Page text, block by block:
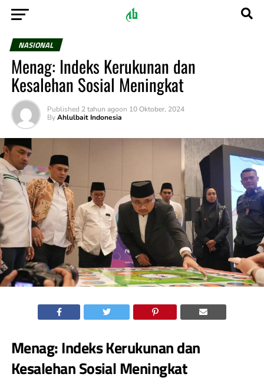
NASIONAL
Menag: Indeks Kerukunan dan
Kesalehan Sosial Meningkat
Published 2 tahun agoon 10 Oktober, 2024
By Ahlulbait Indonesia
Menag: Indeks Kerukunan dan
Kesalehan Sosial Meningkat